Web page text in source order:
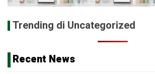
Trending di Uncategorized
Recent News